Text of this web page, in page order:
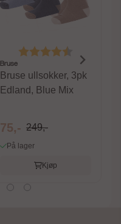
Karakter:
Bruse
Bruse ullsokker, 3pk
Edland, Blue Mix
75,- 249,-
På lager
Kjøp